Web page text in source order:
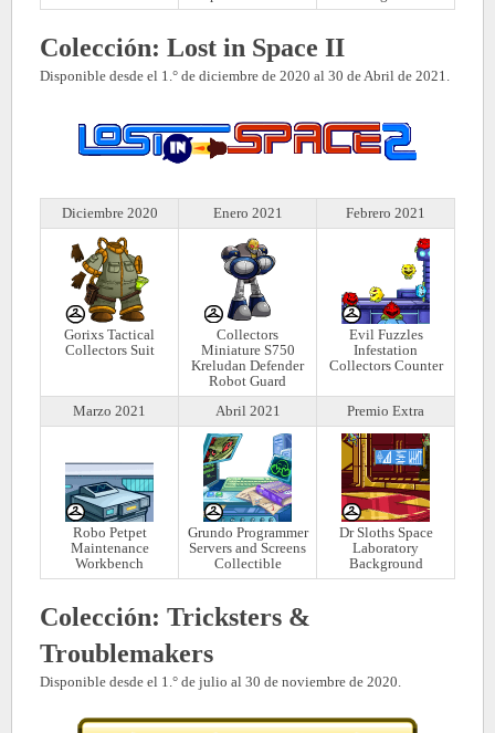
Colección: Lost in Space II
Disponible desde el 1.° de diciembre de 2020 al 30 de Abril de 2021.
Diciembre 2020 Enero 2021 Febrero 2021
Gorixs Tactical
Collectors Suit
Collectors
Miniature S750
Kreludan Defender
Robot Guard
Evil Fuzzles
Infestation
Collectors Counter
Marzo 2021 Abril 2021 Premio Extra
Robo Petpet
Maintenance
Workbench
Grundo Programmer
Servers and Screens
Collectible
Dr Sloths Space
Laboratory
Background
Colección: Tricksters &
Troublemakers
Disponible desde el 1.° de julio al 30 de noviembre de 2020.